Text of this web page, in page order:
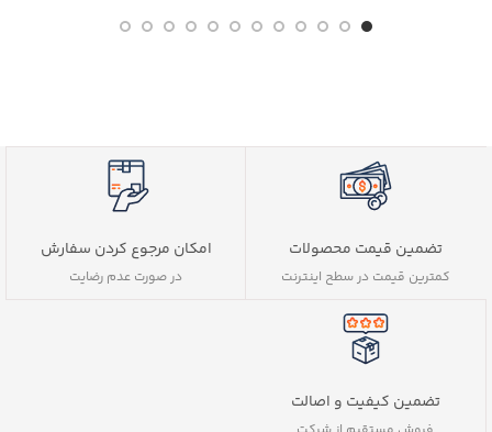
تضمین قیمت محصولات
کمترین قیمت در سطح اینترنت
امکان مرجوع کردن سفارش
در صورت عدم رضایت
تضمین کیفیت و اصالت